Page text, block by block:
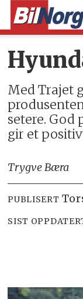
Med Trajet
setere. God
gir et
Trygve Bæra
PUBLISERT
SIST